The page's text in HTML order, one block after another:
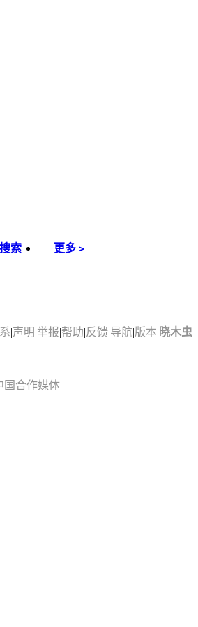
搜索 更多﹥
|声明|举报|帮助|反馈|导航|版本| 晓木虫
国合作媒体